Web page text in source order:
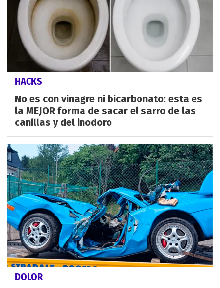
HACKS
No es con vinagre ni bicarbonato: esta es
la MEJOR forma de sacar el sarro de las
canillas y del inodoro
DOLOR